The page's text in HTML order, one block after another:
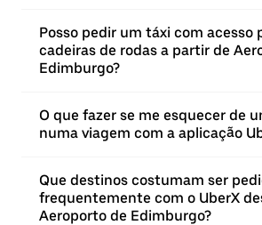
Posso pedir um táxi com acesso
cadeiras de rodas a partir de
Edimburgo?
O que fazer se me esquecer de
numa viagem com a aplicação
Que destinos costumam ser
frequentemente com o UberX
Aeroporto de Edimburgo?